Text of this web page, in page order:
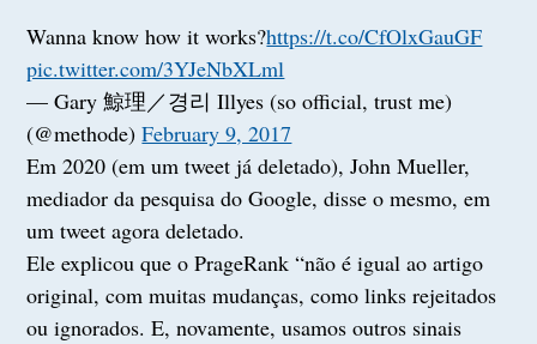
Wanna know how it works?https://t.co/CfOlxGauGF
pic.twitter.com/3YJeNbXLml
— Gary 鯨理／경리 Illyes (so official, trust me)
(@methode)February 9, 2017
Em 2020 (em um tweet já deletado), John Mueller,
mediador da pesquisa do Google, disse o mesmo, em
um tweet agora deletado.
Ele explicou que o PrageRank “não é igual ao artigo
original, com muitas mudanças, como links rejeitados
ou ignorados. E, novamente, usamos outros sinais